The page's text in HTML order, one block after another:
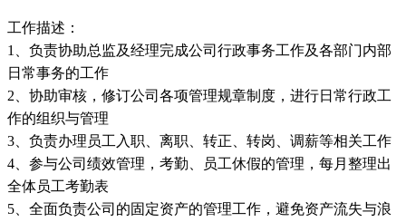
工作描述：
1、负责协助总监及经理完成公司行政事务工作及各部门内部
日常事务的工作
2、协助审核，修订公司各项管理规章制度，进行日常行政工
作的组织与管理
3、负责办理员工入职、离职、转正、转岗、调薪等相关工作
4、参与公司绩效管理，考勤、员工休假的管理，每月整理出
全体员工考勤表
5、全面负责公司的固定资产的管理工作，避免资产流失与浪